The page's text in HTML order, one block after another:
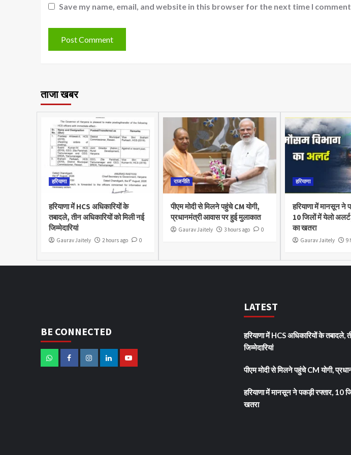
Save my name, email, and website in this browser for the next time I
ताजा खबर
हरियाणा
हरियाणा में HCS अधिकारियों के
तबादले, तीन अधिकारियों को मिली नई
जिम्मेदारियां
Gaurav Jaitely 2 hours ago 0
राजनीति
पीएम मोदी से मिलने पहुंचे CM योगी,
प्रधानमंत्री आवास पर हुई मुलाकात
Gaurav Jaitely 3 hours ago 0
हरियाणा
हरियाणा में मानसून ने
10 जिलों में येलो अलर्ट,
का खतरा
Gaurav Jaitely 9
BE CONNECTED
LATEST
हरियाणा में HCS अधिकारियों के तबादले,
जिम्मेदारियां
पीएम मोदी से मिलने पहुंचे CM योगी,
हरियाणा में मानसून ने पकड़ी रफ्तार, 10
खतरा